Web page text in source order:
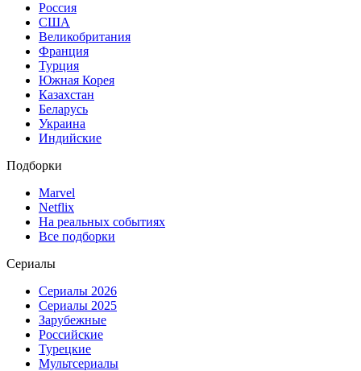
Россия
США
Великобритания
Франция
Турция
Южная Корея
Казахстан
Беларусь
Украина
Индийские
Подборки
Marvel
Netflix
На реальных событиях
Все подборки
Сериалы
Сериалы 2026
Сериалы 2025
Зарубежные
Российские
Турецкие
Мультсериалы